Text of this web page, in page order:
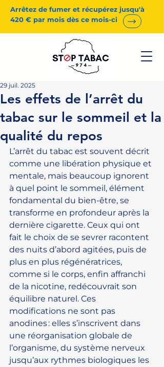
Arrêtez de fumer et récupérez jusqu'à
420 € par mois dès ce mois-ci
Les effets de l’arrêt du
tabac sur le sommeil et la
qualité du repos
29 juil. 2025
L’arrêt du tabac est souvent décrit
comme une libération physique et
mentale, mais beaucoup ignorent
à quel point le sommeil, élément
fondamental du bien-être, se
transforme en profondeur après la
dernière cigarette. Ceux qui ont
fait le choix de se sevrer racontent
des nuits d’abord agitées, puis de
plus en plus régénératrices,
comme si le corps, enfin affranchi
de la nicotine, redécouvrait son
équilibre naturel. Ces
modifications ne sont pas
anodines : elles s’inscrivent dans
une réorganisation globale de
l’organisme, du système nerveux
jusqu’aux rythmes biologiques les